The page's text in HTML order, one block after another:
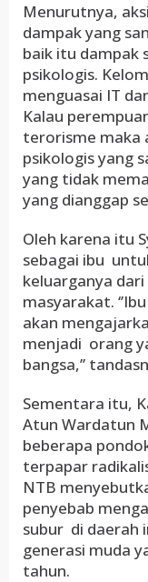
Menurutnya,
dampak yang
baik itu dampak
psikologis.
menguasai IT
Kalau
terorisme maka
psikologis yang
yang tidak
yang dianggap
Oleh karena itu
sebagai ibu
keluarganya
masyarakat.
akan
menjadi orang
bangsa,’’
Sementara itu,
Atun Wardatun
beberapa
terpapar
NTB
penyebab
subur di daerah
generasi muda
tahun.